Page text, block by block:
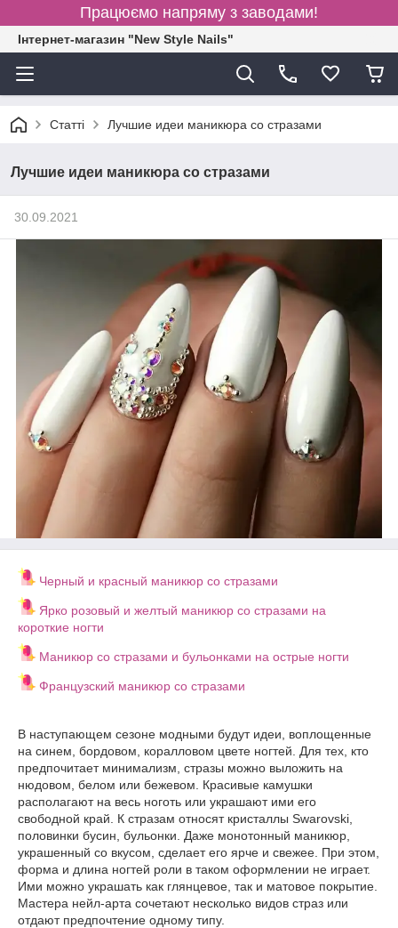
Працюємо напряму з заводами!
Інтернет-магазин "New Style Nails"
Статті Лучшие идеи маникюра со стразами
Лучшие идеи маникюра со стразами
30.09.2021
Черный и красный маникюр со стразами
Ярко розовый и желтый маникюр со стразами на
короткие ногти
Маникюр со стразами и бульонками на острые ногти
Французский маникюр со стразами
В наступающем сезоне модными будут идеи, воплощенные
на синем, бордовом, коралловом цвете ногтей. Для тех, кто
предпочитает минимализм, стразы можно выложить на
нюдовом, белом или бежевом. Красивые камушки
располагают на весь ноготь или украшают ими его
свободной край. К стразам относят кристаллы Swarovski,
половинки бусин, бульонки. Даже монотонный маникюр,
украшенный со вкусом, сделает его ярче и свежее. При этом,
форма и длина ногтей роли в таком оформлении не играет.
Ими можно украшать как глянцевое, так и матовое покрытие.
Мастера нейл-арта сочетают несколько видов страз или
отдают предпочтение одному типу.